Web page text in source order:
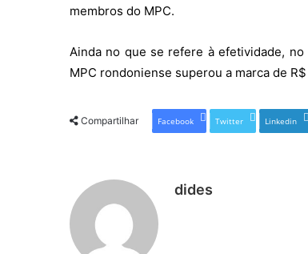
membros do MPC.
Ainda no que se refere à efetividade, no
MPC rondoniense superou a marca de
Compartilhar Facebook Twitter Linkedin
dides